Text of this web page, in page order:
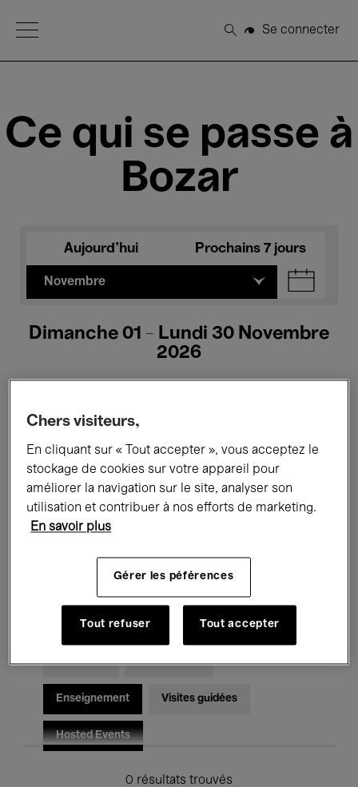
Open Menu
Rechercher
Se connecter
Ce qui se passe à
Bozar
Aujourd'hui Prochains 7 jours
Novembre
Dimanche 01 - Lundi 30 Novembre
2026
Tous les événements Concerts
Expositions Films Performances
Rencontres & Débats
Musique classique Global Music
Musique électronique
Pour tous Kids’ Palace
Enseignement Visites guidées
Hosted Events
0 résultats trouvés
Chers visiteurs,
En cliquant sur « Tout accepter », vous acceptez le
stockage de cookies sur votre appareil pour
améliorer la navigation sur le site, analyser son
utilisation et contribuer à nos efforts de marketing.
En savoir plus
Gérer les péférences
Tout refuser Tout accepter